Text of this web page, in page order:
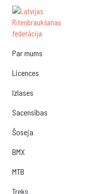
Par mums
Licences
Izlases
Sacensības
Šoseja
BMX
MTB
Treks